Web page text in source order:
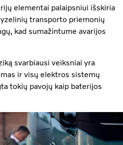
elementai palaipsniui išskiria
transporto priemonių
kad sumažintume avarijos
svarbiausi veiksniai yra
ir visų elektros sistemų
tokių pavojų kaip baterijos